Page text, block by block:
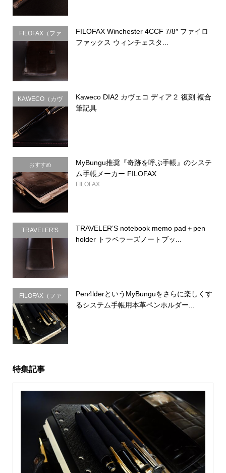
FILOFAX（ファ
FILOFAX Winchester 4CCF 7/8″ ファイロ
ファックス ウィンチェスタ...
KAWECO（カヴ
ェコ）
Kaweco DIA2 カヴェコ ディア２ 復刻 複合
筆記具
おすすめ
MyBungu推奨『奇跡を呼ぶ手帳』のシステ
ム手帳メーカー FILOFAX
FILOFAX
TRAVELER'S
COMPANY（ト
ラベラーズカン
TRAVELER’S notebook memo pad＋pen
holder トラベラーズノートブッ...
FILOFAX（ファ
イロファック
ス）
Pen4lderというMyBunguをさらに楽しくす
るシステム手帳用本革ペンホルダー...
特集記事